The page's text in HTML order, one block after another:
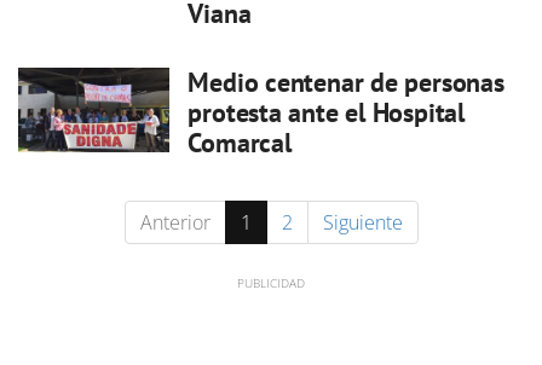
Viana
Medio centenar de personas
protesta ante el Hospital
Comarcal
Anterior 1 2 Siguiente